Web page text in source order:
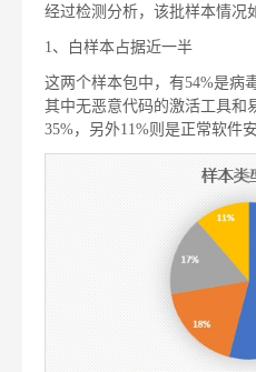
经过检测分析，该批样本情况
1、白样本占据近一半
这两个样本包中，有54%是病
其中无恶意代码的激活工具和
35%，另外11%则是正常软件